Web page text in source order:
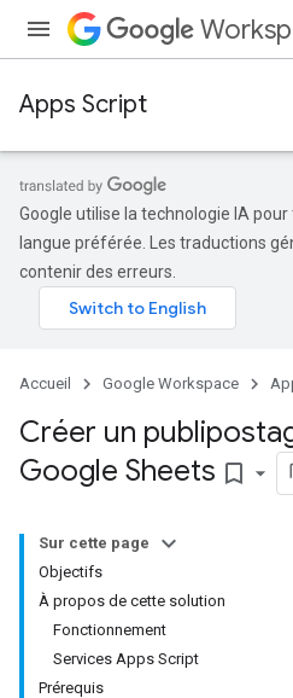
Apps Script
Google utilise la technologie IA
langue préférée. Les traductions
contenir des erreurs.
Accueil Google Workspace
Créer un
Google Sheets bookmark_border
Sur cette page
Objectifs
À propos de cette solution
Fonctionnement
Services Apps Script
Prérequis